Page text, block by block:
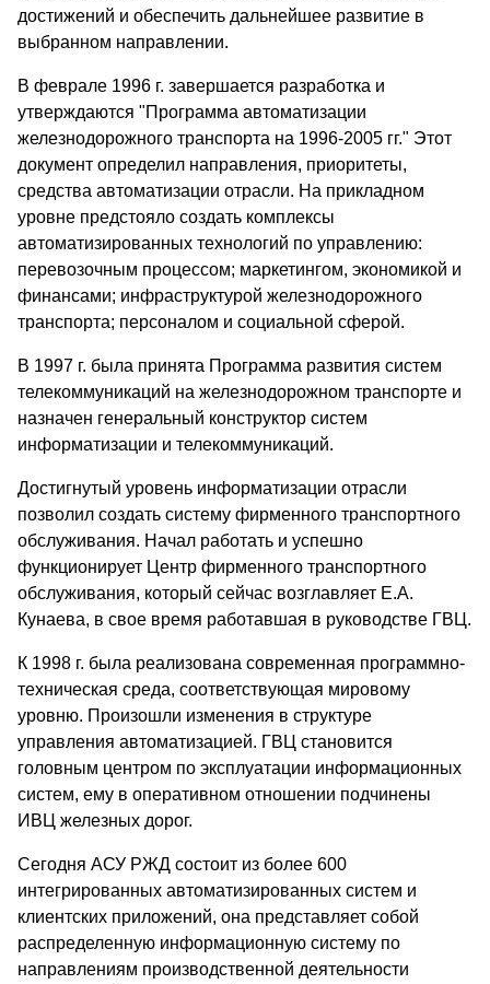
достижений и обеспечить дальнейшее развитие в
выбранном направлении.
В феврале 1996 г. завершается разработка и
утверждаются "Программа автоматизации
железнодорожного транспорта на 1996-2005 гг." Этот
документ определил направления, приоритеты,
средства автоматизации отрасли. На прикладном
уровне предстояло создать комплексы
автоматизированных технологий по управлению:
перевозочным процессом; маркетингом, экономикой и
финансами; инфраструктурой железнодорожного
транспорта; персоналом и социальной сферой.
В 1997 г. была принята Программа развития систем
телекоммуникаций на железнодорожном транспорте и
назначен генеральный конструктор систем
информатизации и телекоммуникаций.
Достигнутый уровень информатизации отрасли
позволил создать систему фирменного транспортного
обслуживания. Начал работать и успешно
функционирует Центр фирменного транспортного
обслуживания, который сейчас возглавляет Е.А.
Кунаева, в свое время работавшая в руководстве ГВЦ.
К 1998 г. была реализована современная программно-
техническая среда, соответствующая мировому
уровню. Произошли изменения в структуре
управления автоматизацией. ГВЦ становится
головным центром по эксплуатации информационных
систем, ему в оперативном отношении подчинены
ИВЦ железных дорог.
Сегодня АСУ РЖД состоит из более 600
интегрированных автоматизированных систем и
клиентских приложений, она представляет собой
распределенную информационную систему по
направлениям производственной деятельности